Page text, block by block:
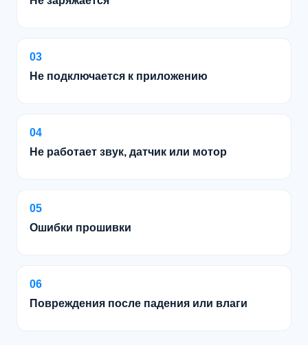
03
Не подключается к приложению
04
Не работает звук, датчик или мотор
05
Ошибки прошивки
06
Повреждения после падения или влаги